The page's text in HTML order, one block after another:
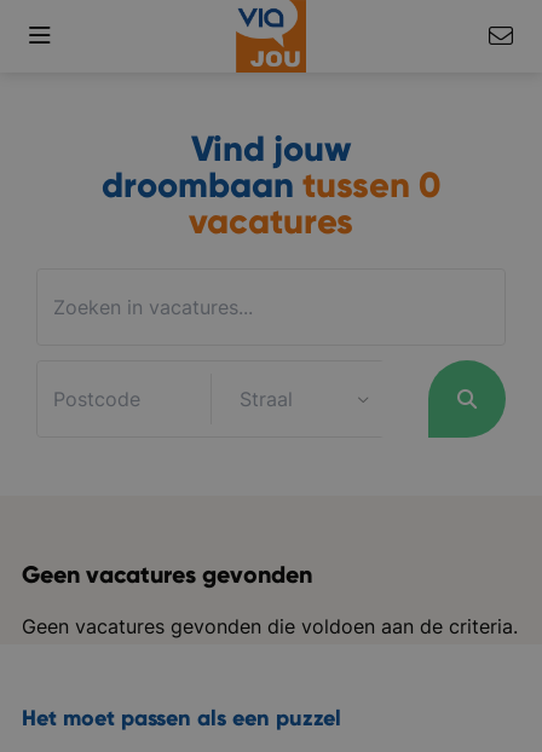
Vind jouw
droombaan tussen 0
vacatures
Geen vacatures gevonden
Geen vacatures gevonden die voldoen aan de criteria.
Het moet passen als een puzzel